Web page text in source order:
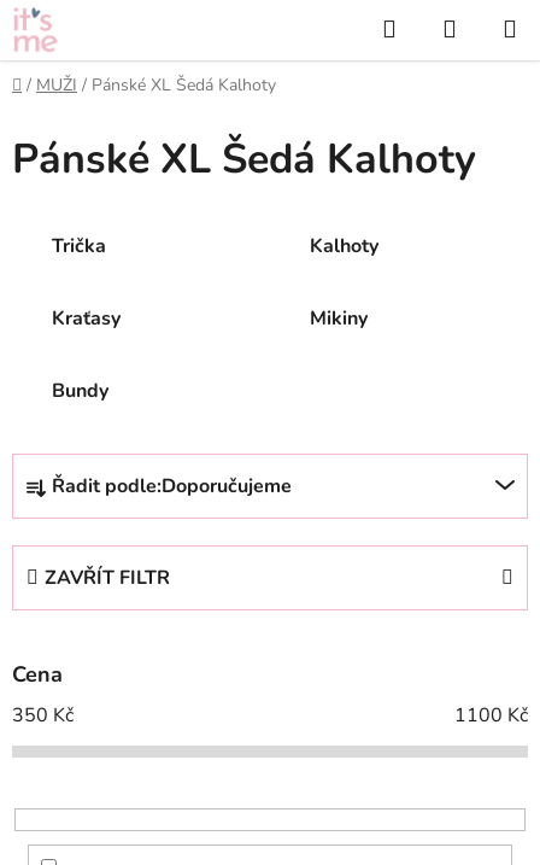
Přejít
na
obsah
Hledat
KOŠÍK
Domů
/ MUŽI / Pánské XL Šedá Kalhoty
Pánské XL Šedá Kalhoty
Trička Kalhoty
Kraťasy Mikiny
Bundy
Ř
z
p
r
o
d
k
t
Řadit podle:Doporučujeme
ZAVŘÍT FILTR
Cena
350 Kč 1100 Kč